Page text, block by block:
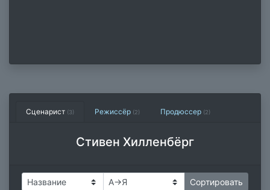
Сценарист (3) Режиссёр (2) Продюссер (2)
Стивен Хилленбёрг